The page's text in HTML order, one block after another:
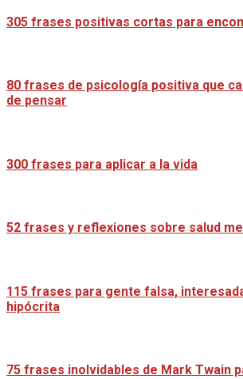
305 frases positivas cortas para
80 frases de psicología positiva que
de pensar
300 frases para aplicar a la vida
52 frases y reflexiones sobre salud
115 frases para gente falsa,
hipócrita
75 frases inolvidables de Mark Twain